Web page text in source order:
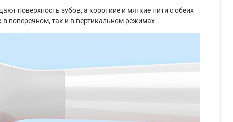
поверхность зубов, а короткие и мягкие нити с обеих
поперечном, так и в вертикальном режимах.